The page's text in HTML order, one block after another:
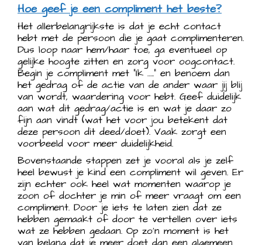
Hoe geef je een compliment het beste?
Het allerbelangrijkste is dat je echt contact
hebt met de persoon die je gaat complimenteren.
Dus loop naar hem/haar toe, ga eventueel op
gelijke hoogte zitten en zorg voor oogcontact.
Begin je compliment met “Ik …..” en benoem dan
het gedrag of de actie van de ander waar jij blij
van wordt, waardering voor hebt. Geef duidelijk
aan wat dit gedrag/actie is en wat je daar zo
fijn aan vindt (wat het voor jou betekent dat
deze persoon dit deed/doet). Vaak zorgt een
voorbeeld voor meer duidelijkheid.
Bovenstaande stappen zet je vooral als je zelf
heel bewust je kind een compliment wil geven. Er
zijn echter ook heel wat momenten waarop je
zoon of dochter je min of meer vraagt om een
compliment. Door je iets te laten zien dat ze
hebben gemaakt of door te vertellen over iets
wat ze hebben gedaan. Op zo’n moment is het